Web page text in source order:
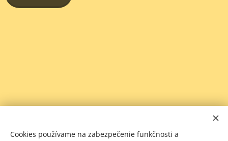
Cookies používame na zabezpečenie funkčnosti a